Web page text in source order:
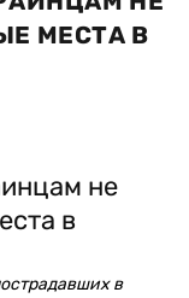
МЕСТА В
в